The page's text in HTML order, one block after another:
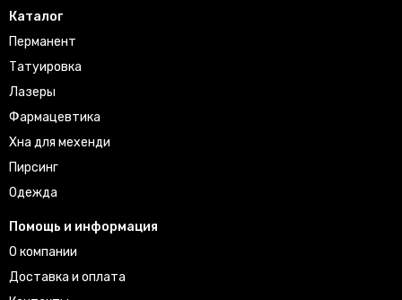
Каталог
Перманент
Татуировка
Лазеры
Фармацевтика
Хна для мехенди
Пирсинг
Одежда
Помощь и информация
О компании
Доставка и оплата